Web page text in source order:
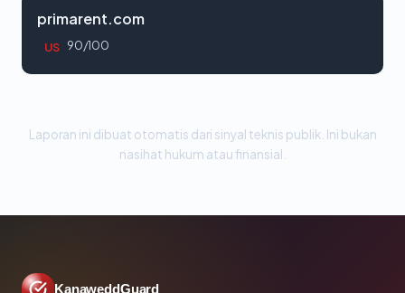
primarent.com
US 90/100
Laporan ini dibuat otomatis dari sinyal teknis publik. Ini bukan
nasihat hukum atau finansial.
KanaweddGuard